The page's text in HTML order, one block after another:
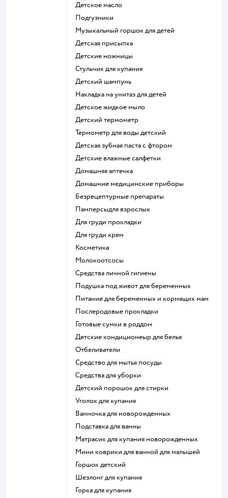
детское масло
подгузники
музыкальный горшок для детей
детская присыпка
детские ножницы
стульчик для купания
детский шампунь
накладка на унитаз для детей
детское жидкое мыло
детский термометр
термометр для воды детский
детская зубная паста с фтором
детские влажные салфетки
домашняя аптечка
домашние медицинские приборы
безрецептурные препараты
памперсыдля взрослых
для груди прокладки
для груди крем
косметика
Молокоотсосы
средства личной гигиены
подушка под живот для беременных
питание для беременных и кормящих мам
послеродовые прокладки
готовые сумки в роддом
детские кондиционеыр для белья
отбеливатели
средство для мытья посуды
средства для уборки
детский порошок для стирки
уголок для купания
ванночка для новорожденных
подставка для ванны
матрасик для купания новорожденных
мини коврики для ванной для малышей
горшок детский
шезлонг для купания
горка для купания